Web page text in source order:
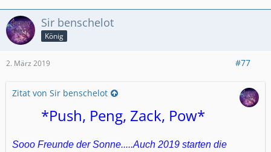
Sir benschelot
König
2. März 2019 #77
Zitat von Sir benschelot
*Push, Peng, Zack, Pow*
Sooo Freunde der Sonne.....Auch 2019 starten die